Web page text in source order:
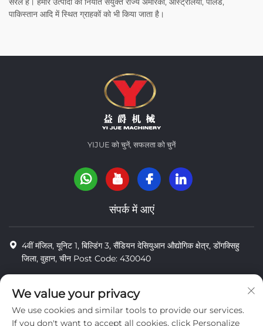
पाकिस्तान आदि में स्थित ग्राहकों को भी किया जाता है।
YIJUE को चुनें, सफलता को चुनें
संपर्क में आएं
4वीं मंजिल, यूनिट 1, बिल्डिंग 3, सैंडियन देसियुआन औद्योगिक क्षेत्र, डोंगक्सिहु
जिला, वुहान, चीन Post Code: 430040
8618971664820
[email protected]
We value your privacy
We use cookies and similar tools to provide our services.
If you don't want to accept all cookies, click Personalize